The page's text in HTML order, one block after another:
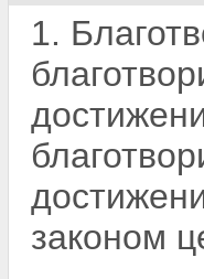
1.
законом